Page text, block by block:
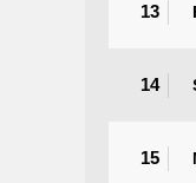
13
14
15